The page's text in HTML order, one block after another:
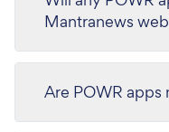
Mantranews
Are POWR